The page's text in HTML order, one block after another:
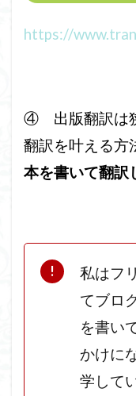
https://
④ 出版翻訳は
翻訳を叶える方
本を書いて翻訳
私はフ
てブロ
を書い
かけに
学して